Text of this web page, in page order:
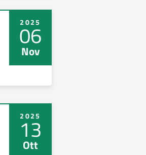
2025
06
Nov
2025
13
Ott